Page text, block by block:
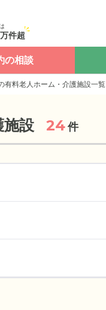
件超
の相談
有料老人ホーム・介護施設一覧
施設 24件